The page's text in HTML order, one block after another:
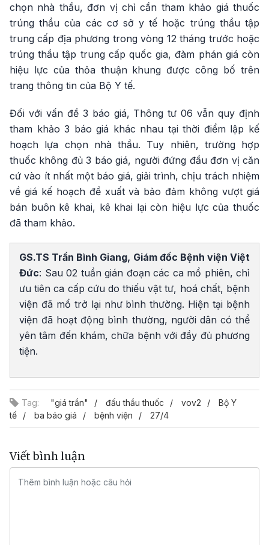
chọn nhà thầu, đơn vị chỉ cần tham khảo giá thuốc
trúng thầu của các cơ sở y tế hoặc trúng thầu tập
trung cấp địa phương trong vòng 12 tháng trước hoặc
trúng thầu tập trung cấp quốc gia, đàm phán giá còn
hiệu lực của thỏa thuận khung được công bố trên
trang thông tin của Bộ Y tế.
Đối với vấn đề 3 báo giá, Thông tư 06 vẫn quy định
tham khảo 3 báo giá khác nhau tại thời điểm lập kế
hoạch lựa chọn nhà thầu. Tuy nhiên, trường hợp
thuốc không đủ 3 báo giá, người đứng đầu đơn vị căn
cứ vào ít nhất một báo giá, giải trình, chịu trách nhiệm
về giá kế hoạch đề xuất và bảo đảm không vượt giá
bán buôn kê khai, kê khai lại còn hiệu lực của thuốc
đã tham khảo.
GS.TS Trần Bình Giang, Giám đốc Bệnh viện Việt
Đức: Sau 02 tuần gián đoạn các ca mổ phiên, chỉ
ưu tiên ca cấp cứu do thiếu vật tư, hoá chất, bệnh
viện đã mổ trở lại như bình thường. Hiện tại bệnh
viện đã hoạt động bình thường, người dân có thể
yên tâm đến khám, chữa bệnh với đầy đủ phương
tiện.
Tag: "giá trần" đấu thầu thuốc vov2
Bộ Y
tế
ba báo giá bệnh viện 27/4
Viết bình luận